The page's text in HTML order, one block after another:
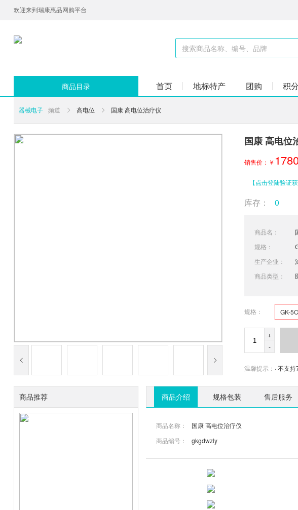
欢迎来到瑞康惠品网购平台
商品目录 首页 地标特产 团购 积
器械电子 频道 高电位 国康 高电位治疗仪
国康 高电位
销售价：￥
【点击登陆验证
库存： 0
商品名：
规格：
生产企业：
商品类型：
规格： GK-5C
+
-
温馨提示： · 不支
商品推荐 商品介绍 规格包装 售后服务
商品名称：
国康 高电位治疗仪
商品编号：
gkgdwzly